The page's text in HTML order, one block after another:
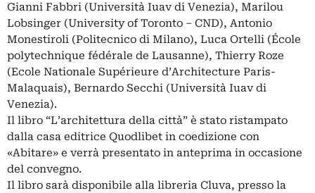
Gianni Fabbri (Università Iuav di Venezia), Marilou
Lobsinger (University of Toronto – CND), Antonio
Monestiroli (Politecnico di Milano), Luca Ortelli (École
polytechnique fédérale de Lausanne), Thierry Roze
(Ecole Nationale Supérieure d’Architecture Paris-
Malaquais), Bernardo Secchi (Università Iuav di
Venezia).
Il libro “L’architettura della città” è stato ristampato
dalla casa editrice Quodlibet in coedizione con
«Abitare» e verrà presentato in anteprima in occasione
del convegno.
Il libro sarà disponibile alla libreria Cluva, presso la